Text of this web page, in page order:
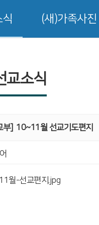
(새)가족사진
교소식
부] 10~11월 선교기도편지